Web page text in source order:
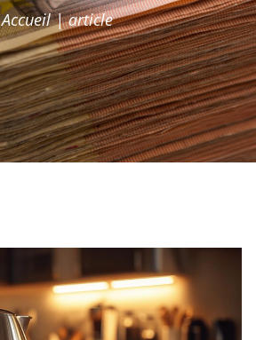
Accueil | article